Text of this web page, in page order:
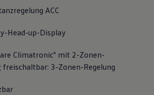
und Flüssigkeiten
und Reifen
Service
Zubehör
und Pflege
und Elektronik
ACC
Head-up-Display
Climatronic" mit 2-Zonen-
freischaltbar: 3-Zonen-Regelung